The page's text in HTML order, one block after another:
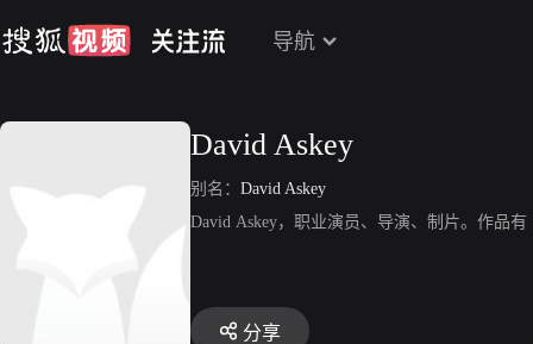
导航
David Askey
别名： David Askey
David Askey，职业演员、导演、制片。作品有
分享